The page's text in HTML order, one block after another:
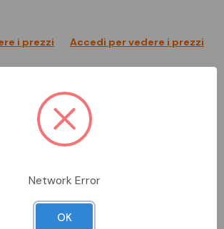
i prezzi Accedi per vedere i prezzi
Network Error
OK